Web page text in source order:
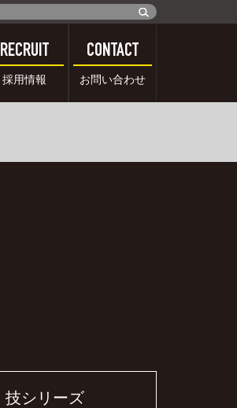
RECRUIT
採用情報
CONTACT
お問い合わせ
技シリーズ